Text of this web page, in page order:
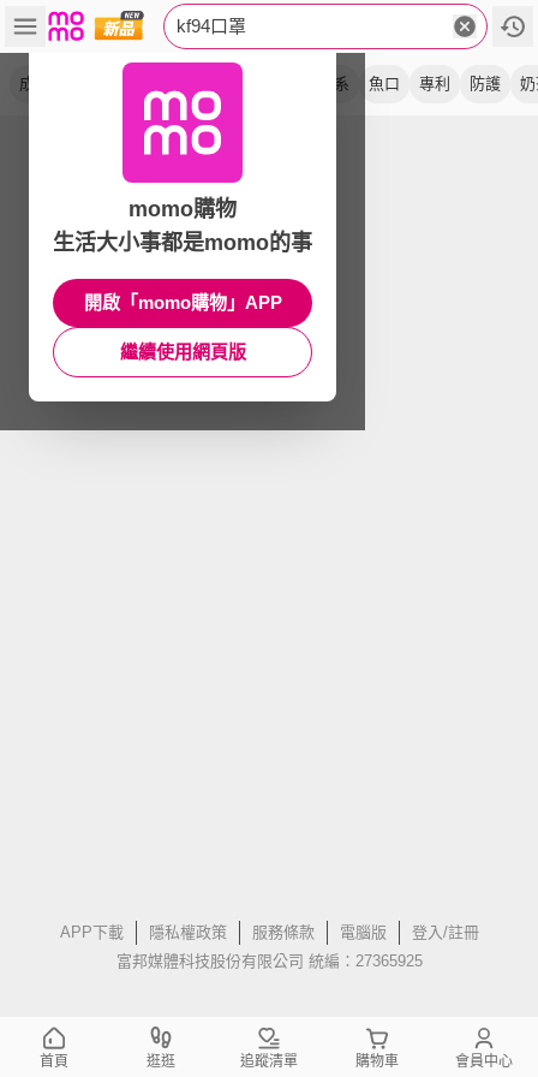
kf94口罩
成人 素色系 魚口 專利 防護
APP下載 隱私權政策 服務條款 電腦版
登入/註冊
富邦媒體科技股份有限公司 統編：27365925
momo購物
生活大小事都是momo的事
開啟「momo購物」APP
繼續使用網頁版
首頁 逛逛 追蹤清單 購物車 會員中心